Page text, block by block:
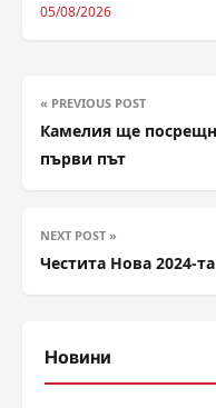
05/08/2026
« PREVIOUS POST
Камелия ще
първи път
NEXT POST »
Честита Нова 2024-
Новини